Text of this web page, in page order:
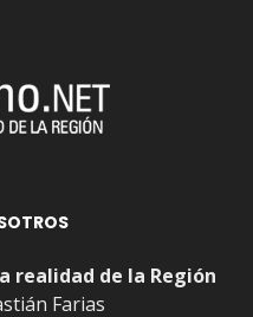
realidad de la Región
Farias